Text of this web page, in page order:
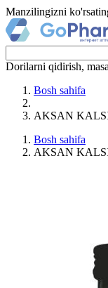
Manzilingizni
Dorilarni qidirish,
Bosh sahifa
AKSAN
Bosh sahifa
AKSAN